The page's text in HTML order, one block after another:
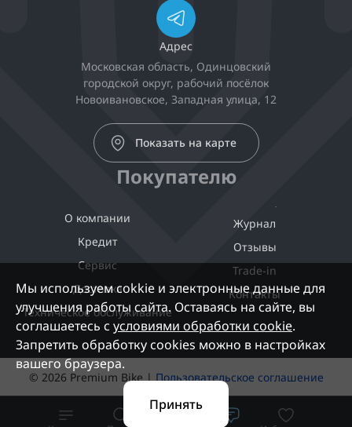
Адрес
Московская область, Одинцовский
городской округ, рабочий посёлок
Новоивановское, Западная улица, 12
Показать на карте
Покупателю
О компании
Кредит
Сервис
Доставка
Техническое обслуживание
Журнал
Отзывы
Trade-in
Контакты
© 2026 Premium Bike |Пользовательское соглашение
Мы используем cokkie и электронные данные для
улучшения работы сайта. Оставаясь на сайте, вы
соглашаетесь с условиями обработки cookie.
Запретить обработку cookies можно в настройках
вашего браузера.
Принять